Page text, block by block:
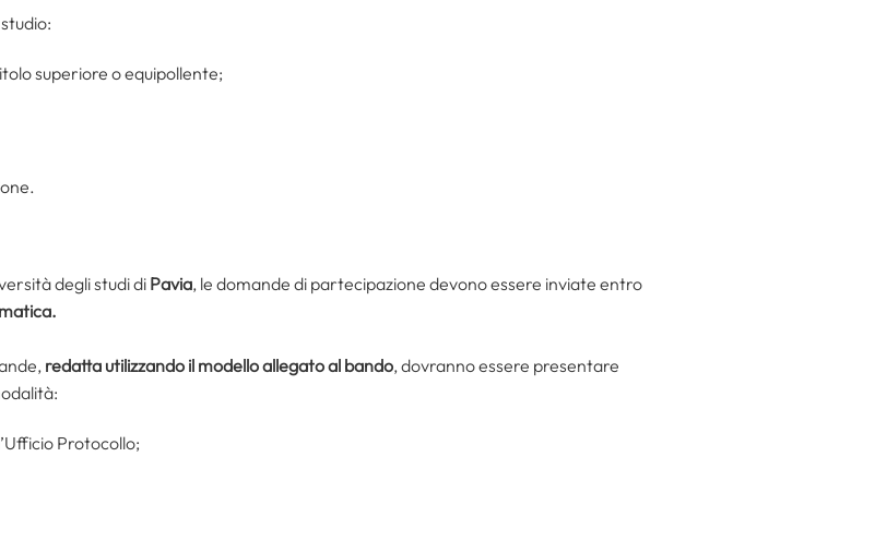
superiore o equipollente;
degli studi diPavia, le domande di partecipazione devono essere inviate entro
redatta utilizzando il modello allegato al bando, dovranno essere presentare
Protocollo;